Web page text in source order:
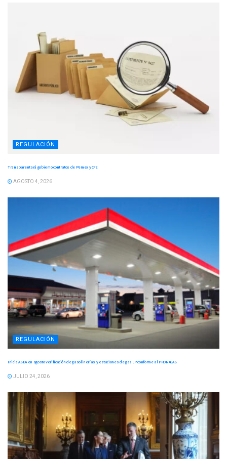
REGULACIÓN
Transparentará gobierno contratos de Pemex y CFE
AGOSTO 4, 2026
REGULACIÓN
Inicia ASEA en agosto verificación de gasolinerías y estaciones de gas LP conforme al PRONAGAS
JULIO 24, 2026